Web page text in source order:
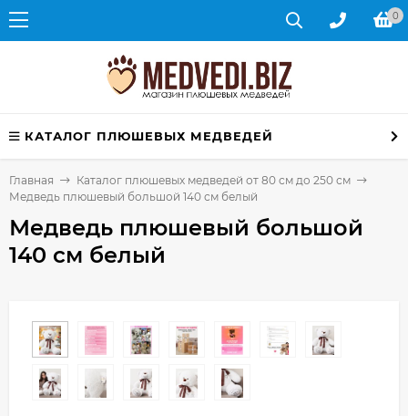
0
КАТАЛОГ ПЛЮШЕВЫХ МЕДВЕДЕЙ
Главная
Каталог плюшевых медведей от 80 см до 250 см
Медведь плюшевый большой 140 см белый
Медведь плюшевый большой
140 см белый